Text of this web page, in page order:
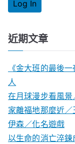
近期文章
《金大班的最後
人
在月球漫步看風景
家離福地那麼近／
伊森／化名遊戲
以生命的消亡淬鍊